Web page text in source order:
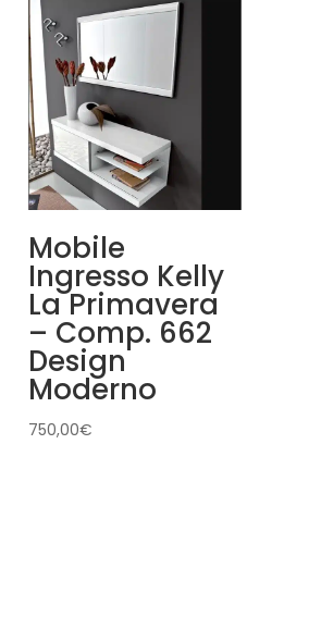
Mobile
Ingresso Kelly
La Primavera
– Comp. 662
Design
Moderno
750,00€